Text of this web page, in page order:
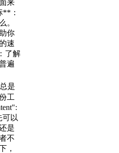
来
：
。
你
速
了解
遍
是
工
可以
是
不
，